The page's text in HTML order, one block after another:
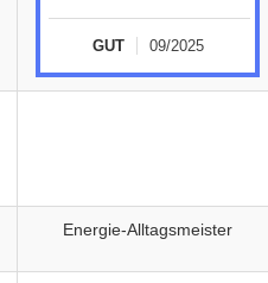
GUT 09/2025
Energie-Alltagsmeister